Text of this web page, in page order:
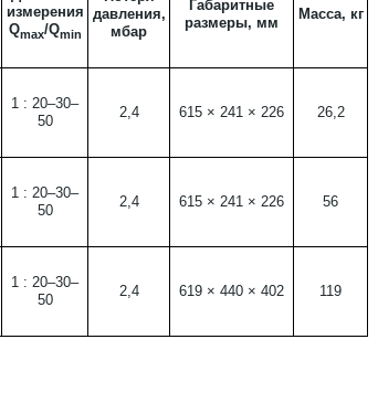
измерения
Qmax/Qmin
давления,
мбар
Габаритные
размеры, мм
Масса, кг
1 : 20–30–
50
2,4 615 × 241 × 226 26,2
1 : 20–30–
50
2,4 615 × 241 × 226 56
1 : 20–30–
50
2,4 619 × 440 × 402 119